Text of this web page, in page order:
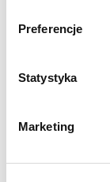
Preferencje
Statystyka
Marketing